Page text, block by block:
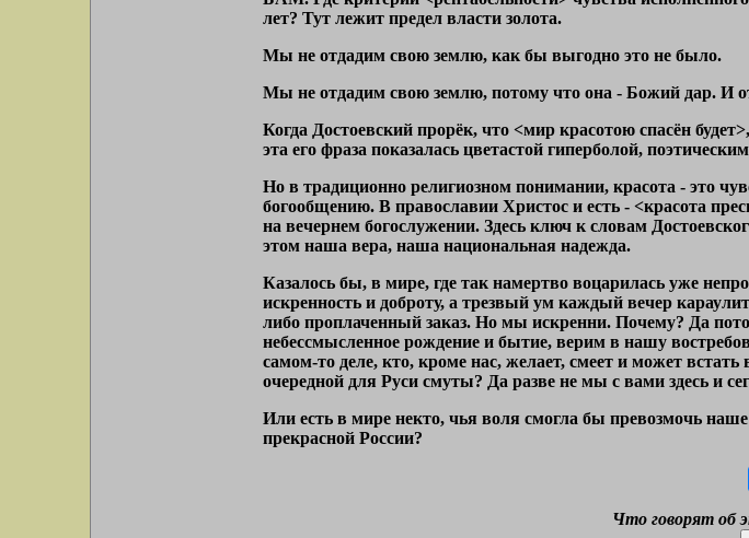
лет? Тут лежит предел власти золота.
Мы не отдадим свою землю, как бы выгодно это не было.
Мы не отдадим свою землю, потому что она - Божий дар. И
Когда Достоевский прорёк, что <мир красотою спасён
эта его фраза показалась цветастой гиперболой,
Но в традиционно религиозном понимании, красота - это
богообщению. В православии Христос и есть - <красота
на вечернем богослужении. Здесь ключ к словам
этом наша вера, наша национальная надежда.
Казалось бы, в мире, где так намертво воцарилась уже
искренность и доброту, а трезвый ум каждый вечер
либо проплаченный заказ. Но мы искренни. Почему? Да
небессмысленное рождение и бытие, верим в нашу
самом-то деле, кто, кроме нас, желает, смеет и может
очередной для Руси смуты? Да разве не мы с вами здесь и
Или есть в мире некто, чья воля смогла бы превозмочь
прекрасной России?
Что говорят об